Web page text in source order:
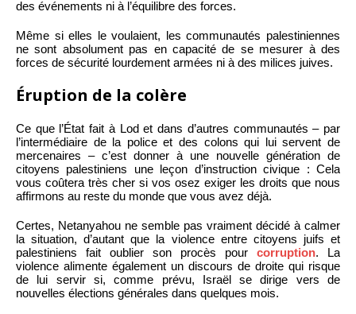
des événements ni à l’équilibre des forces.
Même si elles le voulaient, les communautés palestiniennes
ne sont absolument pas en capacité de se mesurer à des
forces de sécurité lourdement armées ni à des milices juives.
Éruption de la colère
Ce que l’État fait à Lod et dans d’autres communautés – par
l’intermédiaire de la police et des colons qui lui servent de
mercenaires – c’est donner à une nouvelle génération de
citoyens palestiniens une leçon d’instruction civique : Cela
vous coûtera très cher si vos osez exiger les droits que nous
affirmons au reste du monde que vous avez déjà.
Certes, Netanyahou ne semble pas vraiment décidé à calmer
la situation, d’autant que la violence entre citoyens juifs et
palestiniens fait oublier son procès pour corruption. La
violence alimente également un discours de droite qui risque
de lui servir si, comme prévu, Israël se dirige vers de
nouvelles élections générales dans quelques mois.